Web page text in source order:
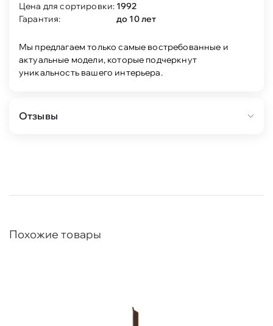
Цена для сортировки: 1992
Гарантия:
до 10 лет
Мы предлагаем только самые востребованные и
актуальные модели, которые подчеркнут
уникальность вашего интерьера.
Отзывы
Похожие товары